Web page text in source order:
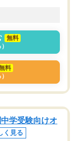
無料
料
学受験向けオ
く見る